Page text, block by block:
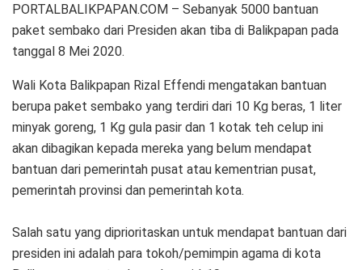
PORTALBALIKPAPAN.COM – Sebanyak 5000 bantuan
paket sembako dari Presiden akan tiba di Balikpapan pada
tanggal 8 Mei 2020.
Wali Kota Balikpapan Rizal Effendi mengatakan bantuan
berupa paket sembako yang terdiri dari 10 Kg beras, 1 liter
minyak goreng, 1 Kg gula pasir dan 1 kotak teh celup ini
akan dibagikan kepada mereka yang belum mendapat
bantuan dari pemerintah pusat atau kementrian pusat,
pemerintah provinsi dan pemerintah kota.
Salah satu yang diprioritaskan untuk mendapat bantuan dari
presiden ini adalah para tokoh/pemimpin agama di kota